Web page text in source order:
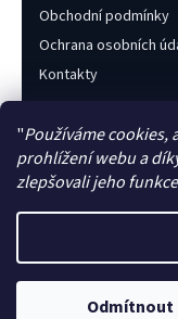
"Používáme cookies,
prohlížení webu a
zlepšovali jeho
Odmítnout
Obchodní podmínky
Ochrana osobních
Kontakty
+420 733 216 437
Po–Pá 8:00–16:00